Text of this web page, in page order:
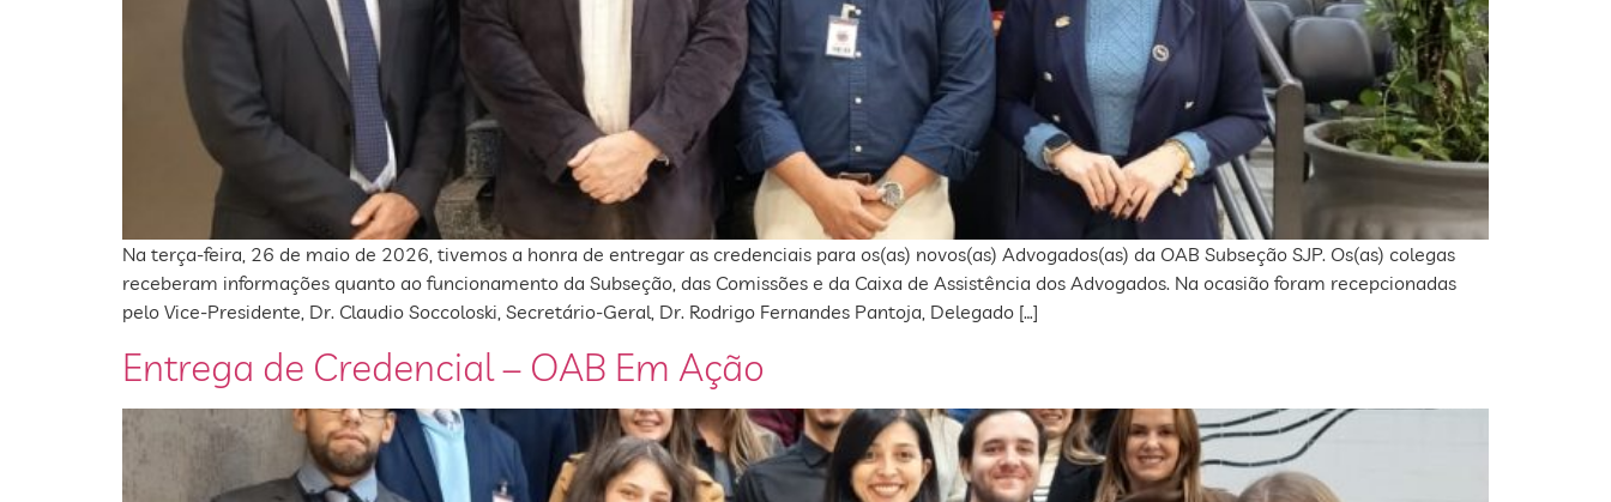
Na terça-feira, 26 de maio de 2026, tivemos a honra de entregar as credenciais para os(as) novos(as) Advogados(as) da OAB Subseção SJP. Os(as) colegas
receberam informações quanto ao funcionamento da Subseção, das Comissões e da Caixa de Assistência dos Advogados. Na ocasião foram recepcionadas
pelo Vice-Presidente, Dr. Claudio Soccoloski, Secretário-Geral, Dr. Rodrigo Fernandes Pantoja, Delegado […]
Entrega de Credencial – OAB Em Ação